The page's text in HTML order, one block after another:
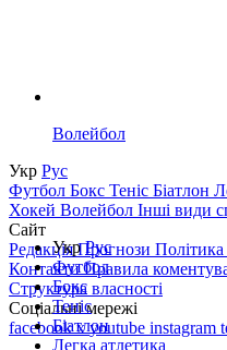
Волейбол
Укр Рус
Футбол Бокс Теніс Біатлон
Хокей Волейбол Інші види
Сайт
РедакціяПрогнози Політика
КонтактиПравила
Структура власності
Соціальні мережі
facebookxyoutube instagram
УкрРус
Футбол
Бокс
Теніс
Біатлон
Легка атлетика